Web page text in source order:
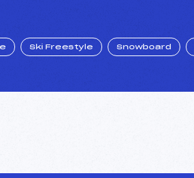
Ski Freestyle Snowboard